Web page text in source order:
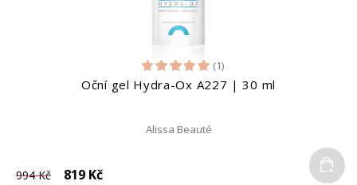
(1)
Oční gel Hydra-Ox A227 | 30 ml
Alissa Beauté
994 Kč 819 Kč